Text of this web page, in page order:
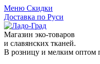
Меню Скидки
Доставка по Руси
Магазин эко-товаров
и славянских тканей.
В розницу и мелким оптом